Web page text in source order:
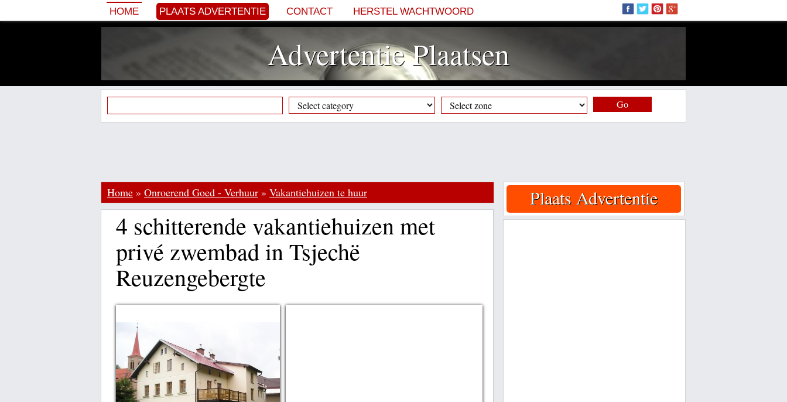
HOME PLAATS ADVERTENTIE CONTACT HERSTEL WACHTWOORD
Advertentie Plaatsen
Go
Home » Onroerend Goed - Verhuur » Vakantiehuizen te huur
4 schitterende vakantiehuizen met
privé zwembad in Tsjechë
Reuzengebergte
Plaats Advertentie